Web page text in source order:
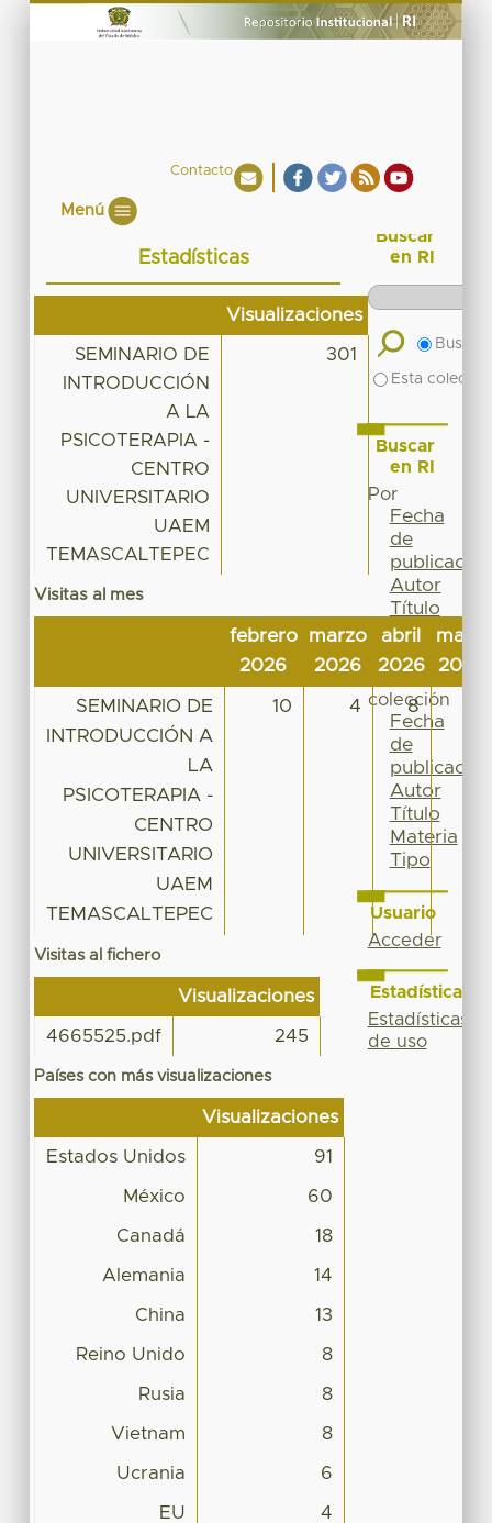
Contacto
Menú
Estadísticas
Visualizaciones
SEMINARIO DE
INTRODUCCIÓN
A LA
PSICOTERAPIA -
CENTRO
UNIVERSITARIO
UAEM
TEMASCALTEPEC
301
Visitas al mes
febrero
2026
marzo
2026
abril
2026
mayo
2026
SEMINARIO DE
INTRODUCCIÓN A
LA
PSICOTERAPIA -
CENTRO
UNIVERSITARIO
UAEM
TEMASCALTEPEC
10 4 8
Visitas al fichero
Visualizaciones
4665525.pdf 245
Países con más visualizaciones
Visualizaciones
Estados Unidos 91
México 60
Canadá 18
Alemania 14
China 13
Reino Unido 8
Rusia 8
Vietnam 8
Ucrania 6
EU 4
Buscar
en RI
Buscar
Esta
Buscar
en RI
Por
Fecha
de
publicación
Autor
Título
Materia
Tipo
colección
Fecha
de
publicación
Autor
Título
Materia
Tipo
Usuario
Acceder
Estadísticas
Estadísticas
de uso